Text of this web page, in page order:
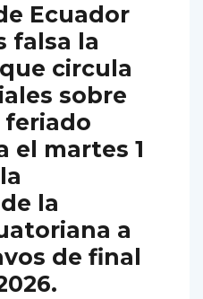
Ecuador
falsa la
circula
sobre
el martes 1
la
a
de final